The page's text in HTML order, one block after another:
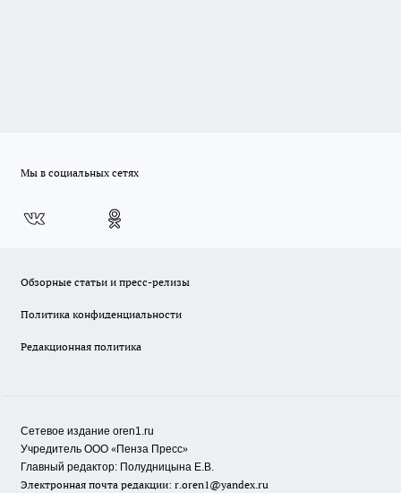
Мы в социальных сетях
Обзорные статьи и пресс-релизы
Политика конфиденциальности
Редакционная политика
Сетевое издание oren1.ru
Учредитель ООО «Пенза Пресс»
Главный редактор: Полудницына Е.В.
Электронная почта редакции: r.oren1@yandex.ru